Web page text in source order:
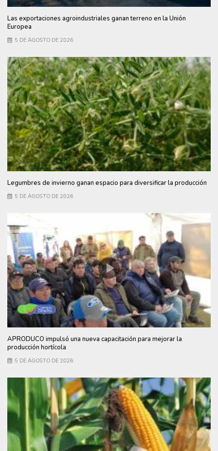
Las exportaciones agroindustriales ganan terreno en la Unión
Europea
5 DE AGOSTO DE 2026
Legumbres de invierno ganan espacio para diversificar la producción
5 DE AGOSTO DE 2026
APRODUCO impulsó una nueva capacitación para mejorar la
producción hortícola
5 DE AGOSTO DE 2026